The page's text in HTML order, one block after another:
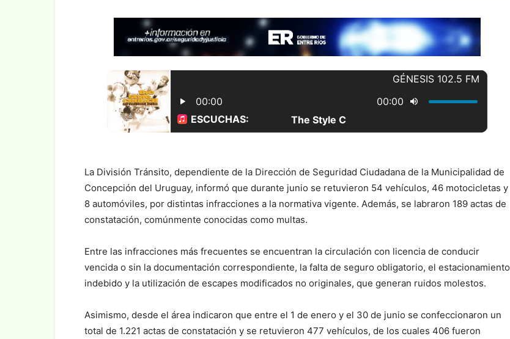
La División Tránsito, dependiente de la Dirección de Seguridad Ciudadana de la Municipalidad de
Concepción del Uruguay, informó que durante junio se retuvieron 54 vehículos, 46 motocicletas y
8 automóviles, por distintas infracciones a la normativa vigente. Además, se labraron 189 actas de
constatación, comúnmente conocidas como multas.
Entre las infracciones más frecuentes se encuentran la circulación con licencia de conducir
vencida o sin la documentación correspondiente, la falta de seguro obligatorio, el estacionamiento
indebido y la utilización de escapes modificados no originales, que generan ruidos molestos.
Asimismo, desde el área indicaron que entre el 1 de enero y el 30 de junio se confeccionaron un
total de 1.221 actas de constatación y se retuvieron 477 vehículos, de los cuales 406 fueron